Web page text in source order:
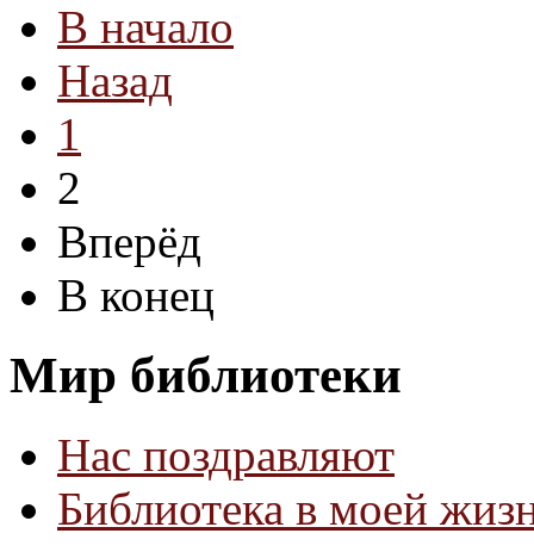
В начало
Назад
1
2
Вперёд
В конец
Мир библиотеки
Нас поздравляют
Библиотека в моей